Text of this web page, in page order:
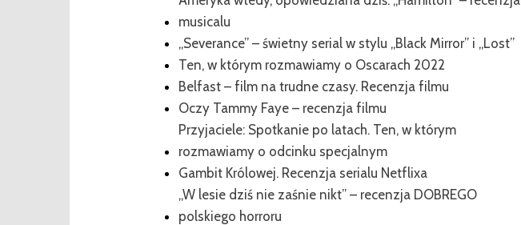
musicalu
„Severance” – świetny serial w stylu „Black Mirror” i „Lost”
Ten, w którym rozmawiamy o Oscarach 2022
Belfast – film na trudne czasy. Recenzja filmu
Oczy Tammy Faye – recenzja filmu
Przyjaciele: Spotkanie po latach. Ten, w którym
rozmawiamy o odcinku specjalnym
Gambit Królowej. Recenzja serialu Netflixa
„W lesie dziś nie zaśnie nikt” – recenzja DOBREGO
polskiego horroru